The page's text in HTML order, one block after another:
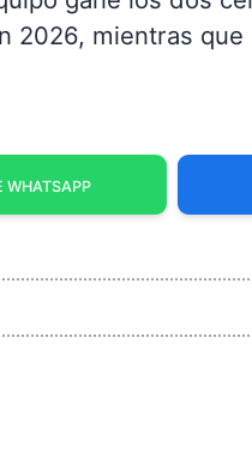
2026, mientras
WHATSAPP